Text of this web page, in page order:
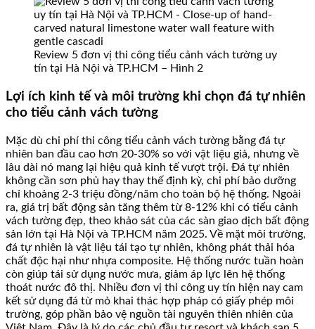
Review 5 đơn vị thi công tiểu cảnh vách tường uy
tín tại Hà Nội và TP.HCM – Hình 2
Lợi ích kinh tế và môi trường khi chọn đá tự nhiên
cho tiểu cảnh vách tường
Mặc dù chi phí thi công tiểu cảnh vách tường bằng đá tự
nhiên ban đầu cao hơn 20-30% so với vật liệu giả, nhưng về
lâu dài nó mang lại hiệu quả kinh tế vượt trội. Đá tự nhiên
không cần sơn phủ hay thay thế định kỳ, chi phí bảo dưỡng
chỉ khoảng 2-3 triệu đồng/năm cho toàn bộ hệ thống. Ngoài
ra, giá trị bất động sản tăng thêm từ 8-12% khi có tiểu cảnh
vách tường đẹp, theo khảo sát của các sàn giao dịch bất động
sản lớn tại Hà Nội và TP.HCM năm 2025. Về mặt môi trường,
đá tự nhiên là vật liệu tái tạo tự nhiên, không phát thải hóa
chất độc hại như nhựa composite. Hệ thống nước tuần hoàn
còn giúp tái sử dụng nước mưa, giảm áp lực lên hệ thống
thoát nước đô thị. Nhiều đơn vị thi công uy tín hiện nay cam
kết sử dụng đá từ mỏ khai thác hợp pháp có giấy phép môi
trường, góp phần bảo vệ nguồn tài nguyên thiên nhiên của